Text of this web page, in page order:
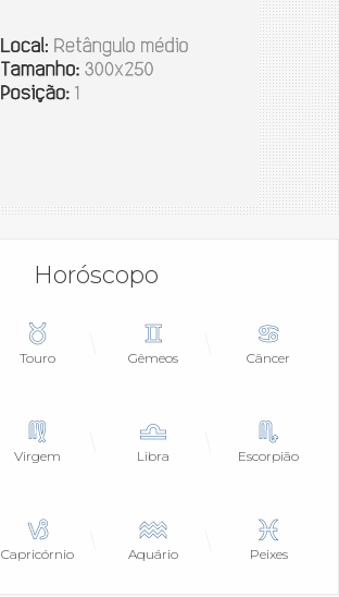
Horóscopo
Touro Gêmeos Câncer
Virgem Libra Escorpião
Capricórnio Aquário Peixes